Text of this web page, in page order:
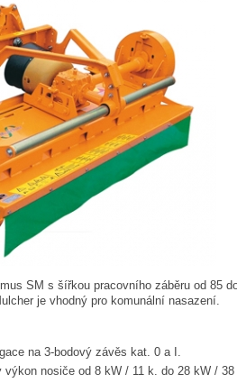
SM s šířkou pracovního záběru od 85
je vhodný pro komunální nasazení.
na 3-bodový závěs kat. 0 a I.
výkon nosiče od 8 kW / 11 k. do 28 kW /